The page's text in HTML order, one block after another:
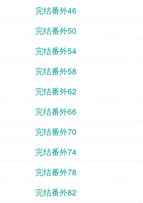
完结番外46
完结番外50
完结番外54
完结番外58
完结番外62
完结番外66
完结番外70
完结番外74
完结番外78
完结番外82